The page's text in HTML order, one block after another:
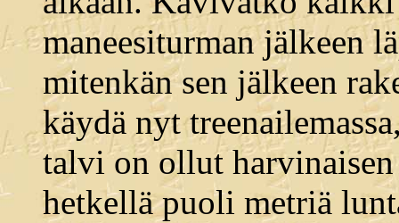
maneesiturman jälkeen
mitenkän sen jälkeen
käydä nyt
talvi on ollut
hetkellä puoli metriä